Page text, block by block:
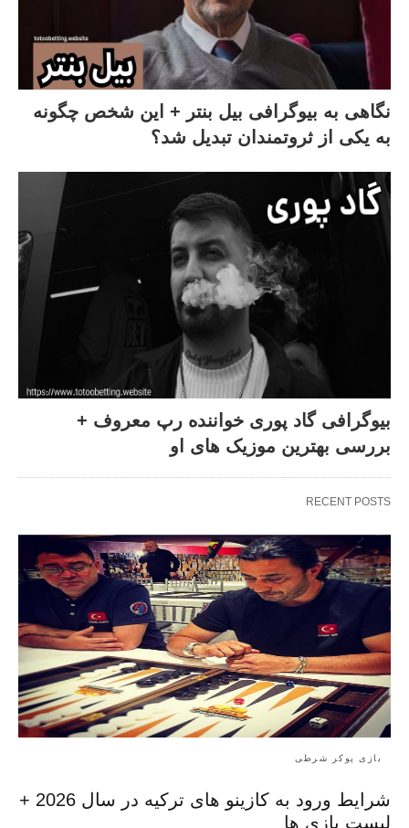
نگاهی به بیوگرافی بیل بنتر + این شخص چگونه
به یکی از ثروتمندان تبدیل شد؟
بیوگرافی گاد پوری خواننده رپ معروف +
بررسی بهترین موزیک های او
RECENT POSTS
بازی پوکر شرطی
شرایط ورود به کازینو های ترکیه در سال 2026 +
لیست بازی ها